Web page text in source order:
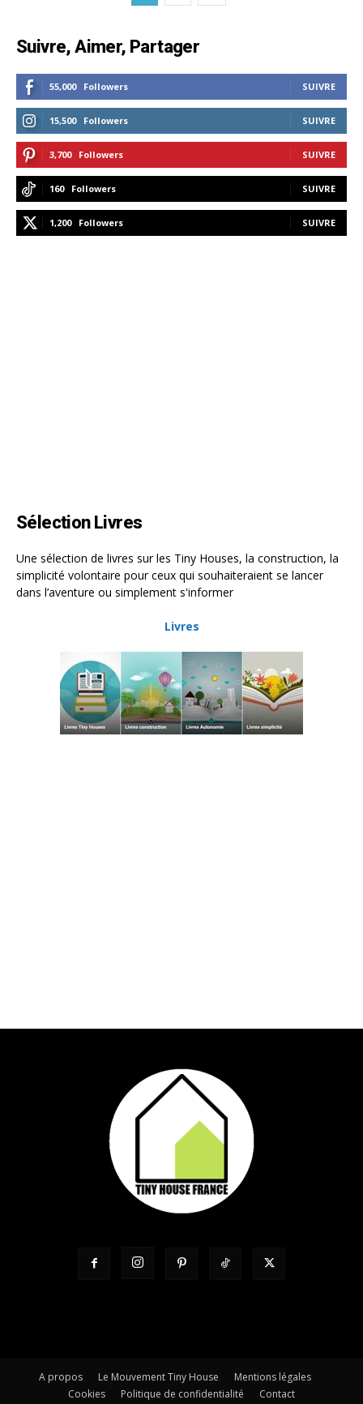
Suivre, Aimer, Partager
55,000 Followers SUIVRE
15,500 Followers SUIVRE
3,700 Followers SUIVRE
160 Followers SUIVRE
1,200 Followers SUIVRE
Sélection Livres
Une sélection de livres sur les Tiny Houses, la construction, la
simplicité volontaire pour ceux qui souhaiteraient se lancer
dans l’aventure ou simplement s'informer
Livres
A propos Le Mouvement Tiny House
Mentions légales
Cookies
Politique de confidentialité Contact